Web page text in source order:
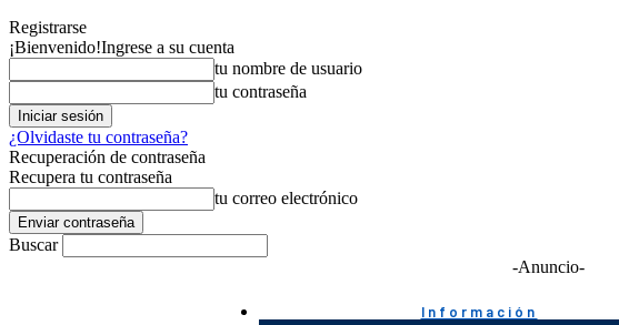
Registrarse
¡Bienvenido!Ingrese a su cuenta
tu nombre de usuario
tu contraseña
¿Olvidaste tu contraseña?
Recuperación de contraseña
Recupera tu contraseña
tu correo electrónico
Buscar
-Anuncio-
Información